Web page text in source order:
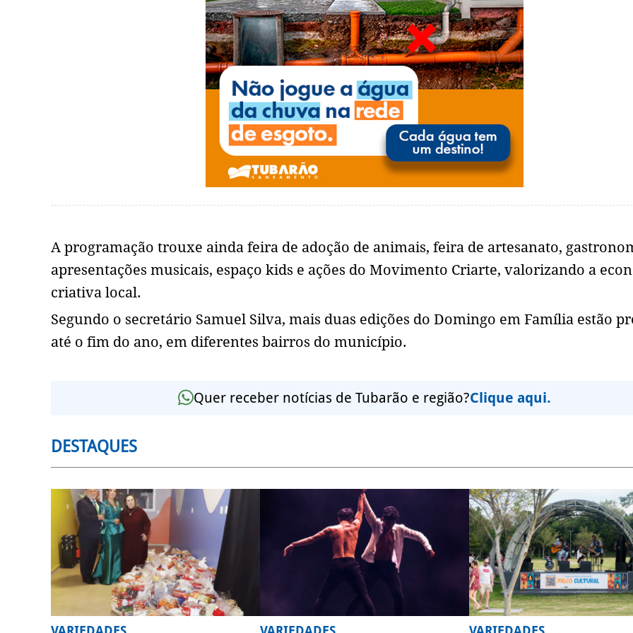
A programação trouxe ainda feira de adoção de animais, feira de artesanato,
apresentações musicais, espaço kids e ações do Movimento Criarte, valorizando a
criativa local.
Segundo o secretário Samuel Silva, mais duas edições do Domingo em Família estão
até o fim do ano, em diferentes bairros do município.
Quer receber notícias de Tubarão e região?Clique aqui.
DESTAQUES